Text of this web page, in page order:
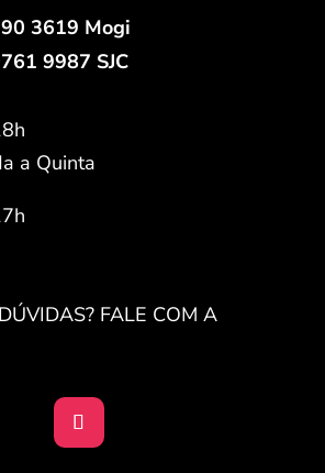
3619 Mogi
9987 SJC
a Quinta
FALE COM A